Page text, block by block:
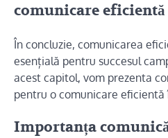
comunicare
În concluzie, comunicarea
esențială pentru succesul
acest capitol, vom prezenta
pentru o comunicare eficientă
Importanța